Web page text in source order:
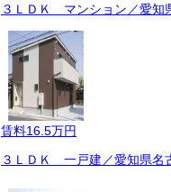
３ＬＤＫ マンション／愛知
賃料16.5万円
３ＬＤＫ 一戸建／愛知県名